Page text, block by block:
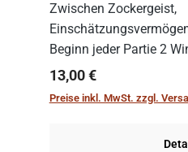
Zwischen Zockergeist,
Beginn jeder Partie 2
Spielenden aus, die es
gilt. Doch das geht
Regulärer Preis:
13,00 €
Preise inkl. MwSt. zzgl.